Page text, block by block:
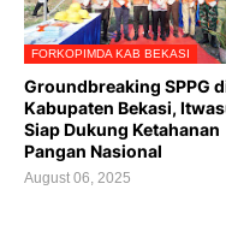
FORKOPIMDA KAB BEKASI
Groundbreaking SPPG
Kabupaten Bekasi,
Siap Dukung Ketahanan
Pangan Nasional
August 06, 2025